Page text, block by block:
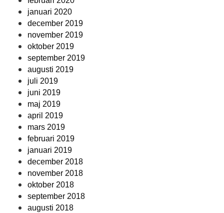
januari 2020
december 2019
november 2019
oktober 2019
september 2019
augusti 2019
juli 2019
juni 2019
maj 2019
april 2019
mars 2019
februari 2019
januari 2019
december 2018
november 2018
oktober 2018
september 2018
augusti 2018